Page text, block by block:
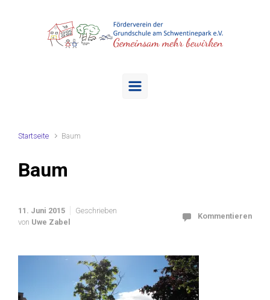
Startseite Baum
Baum
11. Juni 2015
Geschrieben
von Uwe Zabel
Kommentieren